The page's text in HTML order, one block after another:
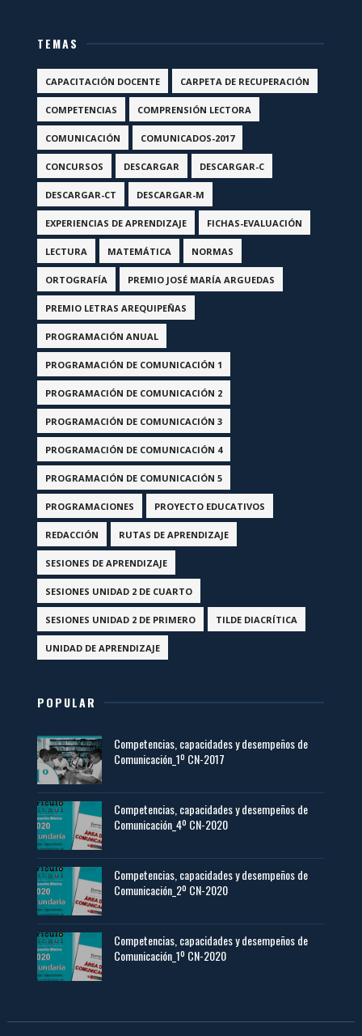
TEMAS
CAPACITACIÓN DOCENTE CARPETA DE RECUPERACIÓN
COMPETENCIAS COMPRENSIÓN LECTORA
COMUNICACIÓN COMUNICADOS-2017
CONCURSOS DESCARGAR DESCARGAR-C
DESCARGAR-CT DESCARGAR-M
EXPERIENCIAS DE APRENDIZAJE FICHAS-EVALUACIÓN
LECTURA MATEMÁTICA NORMAS
ORTOGRAFÍA PREMIO JOSÉ MARÍA ARGUEDAS
PREMIO LETRAS AREQUIPEÑAS
PROGRAMACIÓN ANUAL
PROGRAMACIÓN DE COMUNICACIÓN 1
PROGRAMACIÓN DE COMUNICACIÓN 2
PROGRAMACIÓN DE COMUNICACIÓN 3
PROGRAMACIÓN DE COMUNICACIÓN 4
PROGRAMACIÓN DE COMUNICACIÓN 5
PROGRAMACIONES PROYECTO EDUCATIVOS
REDACCIÓN RUTAS DE APRENDIZAJE
SESIONES DE APRENDIZAJE
SESIONES UNIDAD 2 DE CUARTO
SESIONES UNIDAD 2 DE PRIMERO TILDE DIACRÍTICA
UNIDAD DE APRENDIZAJE
POPULAR
Competencias, capacidades y desempeños de
Comunicación_1º CN-2017
Competencias, capacidades y desempeños de
Comunicación_4º CN-2020
Competencias, capacidades y desempeños de
Comunicación_2º CN-2020
Competencias, capacidades y desempeños de
Comunicación_1º CN-2020